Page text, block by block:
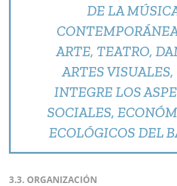
DE LA
ARTE, TEATRO,
ARTES
INTEGRE LOS
SOCIALES,
ECOLÓGICOS DEL
3.3. ORGANIZACIÓN